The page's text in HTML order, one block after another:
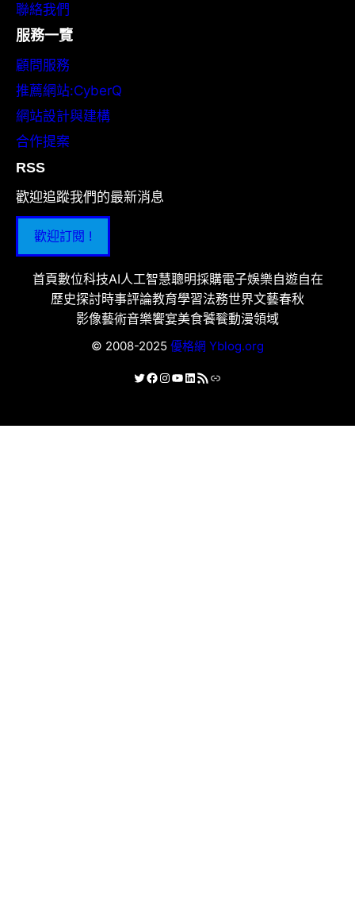
聯絡我們
服務一覽
顧問服務
推薦網站:CyberQ
網站設計與建構
合作提案
RSS
歡迎追蹤我們的最新消息
歡迎訂閱 !
首頁數位科技AI人工智慧聰明採購電子娛樂自遊自在
歷史探討時事評論教育學習法務世界文藝春秋
影像藝術音樂饗宴美食饕餮動漫領域
© 2008-2025 優格網 Yblog.org
X Facebook
Instagram
YouTube
LinkedIn
RSS 資訊提供連結